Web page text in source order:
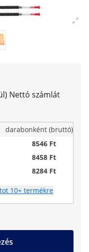
Nettó számlát
darabonként (bruttó)
8546 Ft
8458 Ft
8284 Ft
10+ termékre